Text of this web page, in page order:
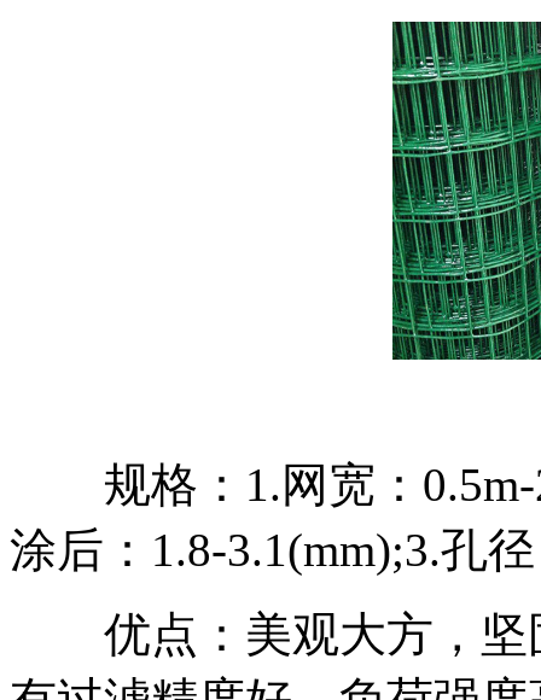
规格：1.网宽：0.5m-
涂后：1.8-3.1(mm);3.孔
优点：美观大方，坚